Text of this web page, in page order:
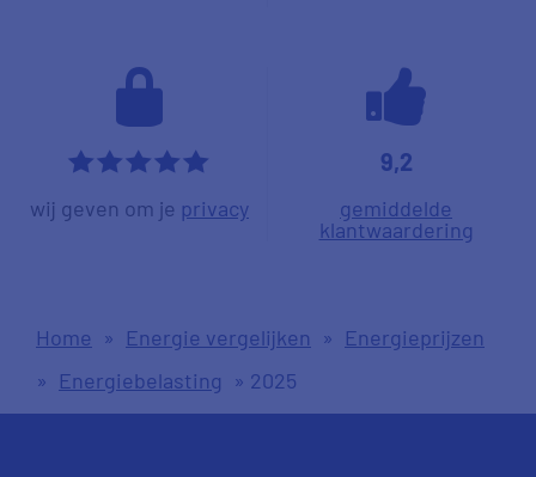
*****
wij geven om je privacy
9,2
gemiddelde
klantwaardering
Home » Energie vergelijken » Energieprijzen
» Energiebelasting » 2025